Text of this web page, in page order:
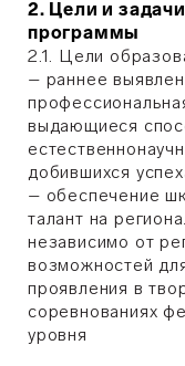
2. Цели и
программы
2.1. Цели
– раннее
выдающиеся
добившихся
– обеспечение
талант на
независимо от
возможностей
проявления в
соревнованиях
уровня